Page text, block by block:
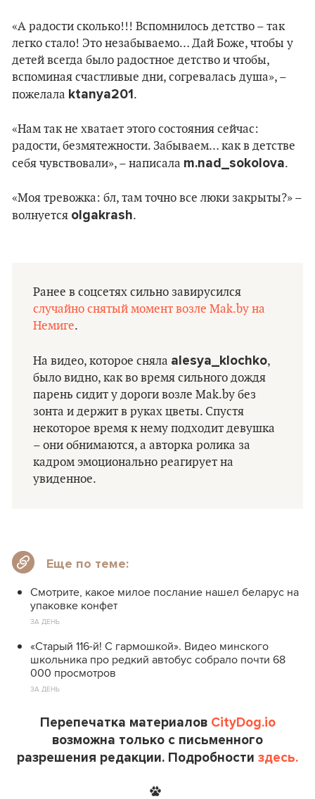
«А радости сколько!!! Вспомнилось детство – так
легко стало! Это незабываемо… Дай Боже, чтобы у
детей всегда было радостное детство и чтобы,
вспоминая счастливые дни, согревалась душа», –
пожелала ktanya201.
«Нам так не хватает этого состояния сейчас:
радости, безмятежности. Забываем… как в детстве
себя чувствовали», – написала m.nad_sokolova.
«Моя тревожка: бл, там точно все люки закрыты?» –
волнуется olgakrash.
Ранее в соцсетях сильно завирусился
случайно снятый момент возле Mak.by на
Немиге.
На видео, которое сняла alesya_klochko,
было видно, как во время сильного дождя
парень сидит у дороги возле Mak.by без
зонта и держит в руках цветы. Спустя
некоторое время к нему подходит девушка
– они обнимаются, а авторка ролика за
кадром эмоционально реагирует на
увиденное.
Еще по теме:
Смотрите, какое милое послание нашел беларус на
упаковке конфет
ЗА ДЕНЬ
«Старый 116-й! С гармошкой». Видео минского
школьника про редкий автобус собрало почти 68
000 просмотров
ЗА ДЕНЬ
Перепечатка материалов CityDog.io
возможна только с письменного
разрешения редакции. Подробности здесь.